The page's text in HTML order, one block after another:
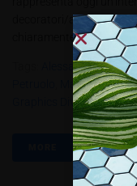
decoratori/applicatori.
chiaramente i
Alessandro Sala ,
Mactac Italia,
Graphics Division,